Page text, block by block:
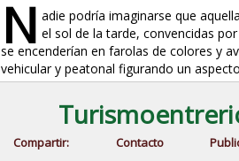
N adie podría imaginarse que
el sol de la tarde, convencidas
se encenderían en farolas de colores y
vehicular y peatonal figurando un
Compartir: Contacto